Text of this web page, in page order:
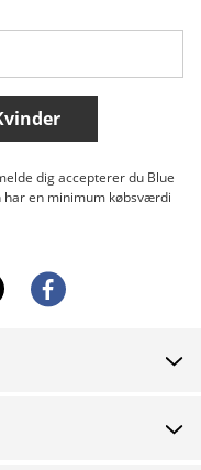
Norge
dig accepterer du Blue
en minimum købsværdi